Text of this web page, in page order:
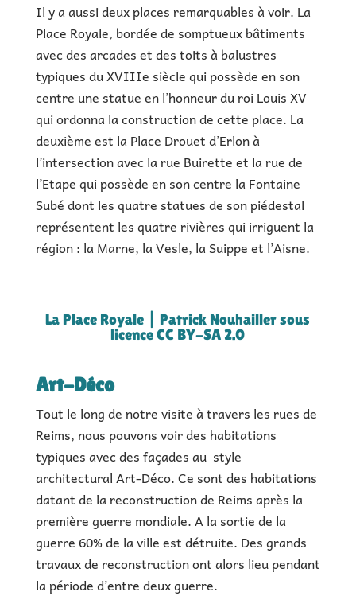
Il y a aussi deux places remarquables à voir. La
Place Royale, bordée de somptueux bâtiments
avec des arcades et des toits à balustres
typiques du XVIIIe siècle qui possède en son
centre une statue en l’honneur du roi Louis XV
qui ordonna la construction de cette place. La
deuxième est la Place Drouet d’Erlon à
l’intersection avec la rue Buirette et la rue de
l’Etape qui possède en son centre la Fontaine
Subé dont les quatre statues de son piédestal
représentent les quatre rivières qui irriguent la
région : la Marne, la Vesle, la Suippe et l’Aisne.
La Place Royale | Patrick Nouhailler sous
licence CC BY-SA 2.0
Art-Déco
Tout le long de notre visite à travers les rues de
Reims, nous pouvons voir des habitations
typiques avec des façades au style
architectural Art-Déco. Ce sont des habitations
datant de la reconstruction de Reims après la
première guerre mondiale. A la sortie de la
guerre 60% de la ville est détruite. Des grands
travaux de reconstruction ont alors lieu pendant
la période d’entre deux guerre.